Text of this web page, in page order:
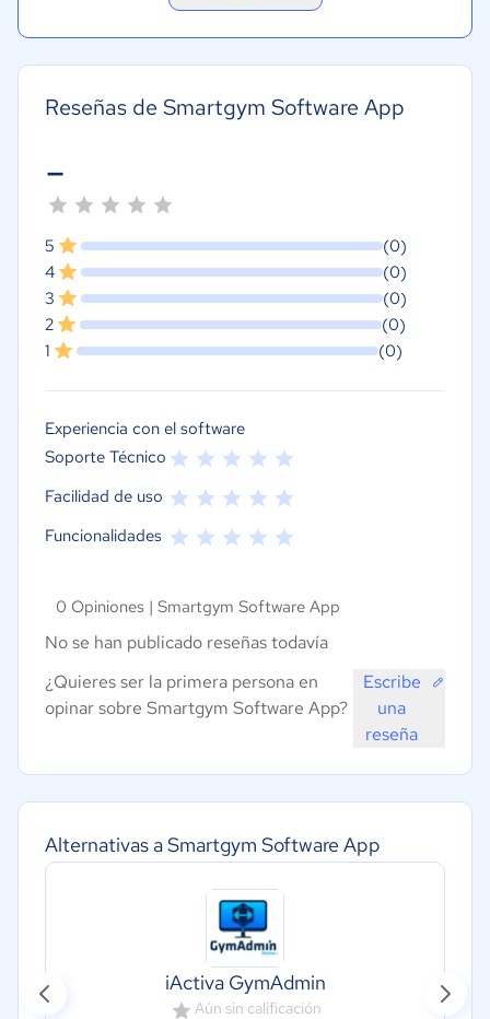
Alternativas a Smartgym Software App
iActiva GymAdmin
Aún sin calificación
Reseñas de Smartgym Software App
-
5
(0)
4
(0)
3
(0)
2
(0)
1
(0)
Experiencia con el software
Soporte Técnico
Facilidad de uso
Funcionalidades
0 Opiniones | Smartgym Software App
No se han publicado reseñas todavía
¿Quieres ser la primera persona en
opinar sobre Smartgym Software App?
Escribe
una
reseña